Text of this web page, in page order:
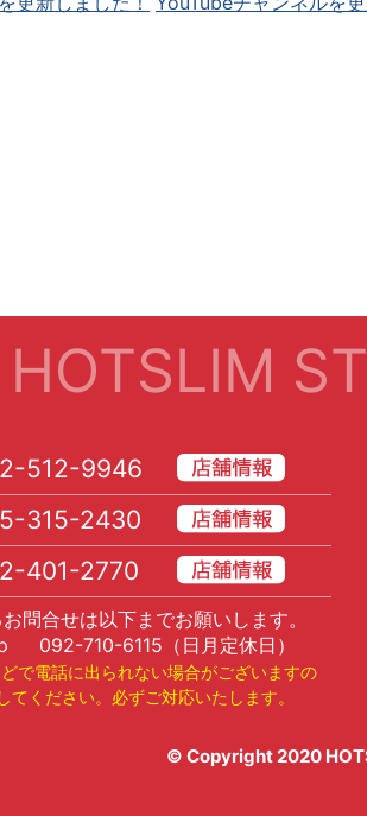
HOTSLIM
512-9946
315-2430
401-2770
問合せは以下までお願いします。
092-710-6115 （日月定休日）
で電話に出られない場合がございますの
てください。必ずご対応いたします。
© Copyright 2020